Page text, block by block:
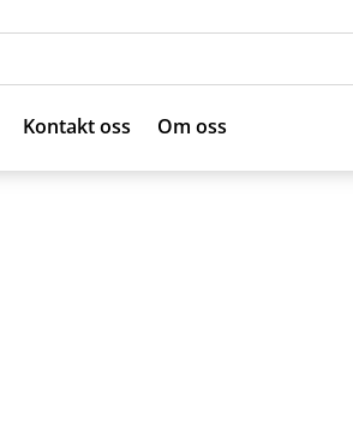
Kontakt oss Om oss
Kontakt oss Om oss